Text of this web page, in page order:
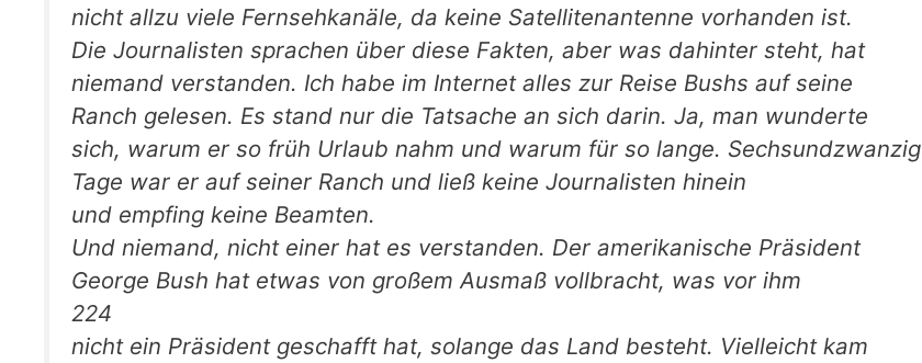
nicht allzu viele Fernsehkanäle, da keine Satellitenantenne vorhanden ist.
Die Journalisten sprachen über diese Fakten, aber was dahinter steht, hat
niemand verstanden. Ich habe im Internet alles zur Reise Bushs auf seine
Ranch gelesen. Es stand nur die Tatsache an sich darin. Ja, man wunderte
sich, warum er so früh Urlaub nahm und warum für so lange. Sechsundzwanzig
Tage war er auf seiner Ranch und ließ keine Journalisten hinein
und empfing keine Beamten.
Und niemand, nicht einer hat es verstanden. Der amerikanische Präsident
George Bush hat etwas von großem Ausmaß vollbracht, was vor ihm
224
nicht ein Präsident geschafft hat, solange das Land besteht. Vielleicht kam